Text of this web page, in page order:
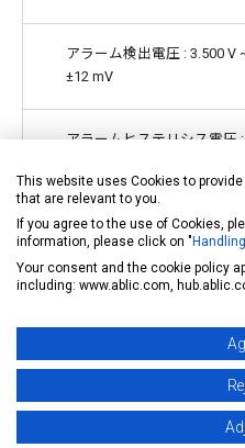
アラーム検出電圧 : 3.500 V
±12 mV
アラームヒステリシス電圧 :
過放電検出電圧 : 2.000 V ~
mV
過放電解除電圧 : 2.000 V ~
放電過電流1検出電圧 : 3
度±1 mV
放電過電流2検出電圧 : 10
This website uses Cookies to
that are relevant to you.
If you agree to the use of Cookies,
information, please click on "
Your consent and the cookie policy
including: www.ablic.com,